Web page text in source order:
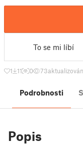
To se mi líbí
1 11 0 73
Podrobnosti
Popis